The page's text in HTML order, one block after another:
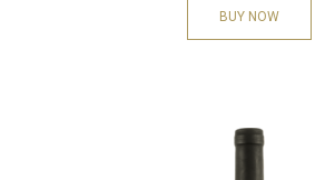
BUY NOW